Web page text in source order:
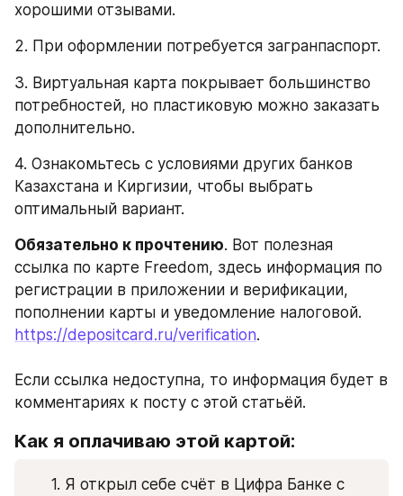
хорошими отзывами.
2. При оформлении потребуется загранпаспорт.
3. Виртуальная карта покрывает большинство
потребностей, но пластиковую можно заказать
дополнительно.
4. Ознакомьтесь с условиями других банков
Казахстана и Киргизии, чтобы выбрать
оптимальный вариант.
Обязательно к прочтению. Вот полезная
ссылка по карте Freedom, здесь информация по
регистрации в приложении и верификации,
пополнении карты и уведомление налоговой.
https://depositcard.ru/verification.
Если ссылка недоступна, то информация будет в
комментариях к посту с этой статьёй.
Как я оплачиваю этой картой:
Я открыл себе счёт в Цифра Банке с